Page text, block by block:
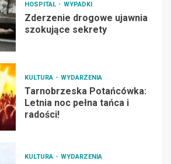
HOSPITAL WYPADKI
Zderzenie drogowe ujawnia
szokujące sekrety
KULTURA WYDARZENIA
Tarnobrzeska Potańcówka:
Letnia noc pełna tańca i
radości!
KULTURA WYDARZENIA